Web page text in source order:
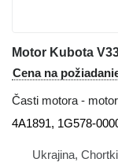
Cena na
Časti motora - motor
4A1891, 1G578-
Ukrajina,